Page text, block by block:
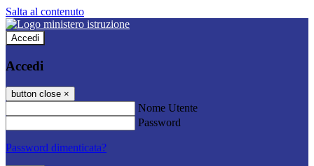
Salta al contenuto
Accedi
Accedi
button close ×
Nome Utente
Password
Password dimenticata?